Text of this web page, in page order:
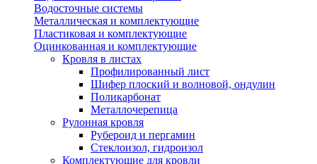
Водосточные системы
Металлическая и комплектующие
Пластиковая и комплектующие
Оцинкованная и комплектующие
Кровля в листах
Профилированный лист
Шифер плоский и волновой, ондулин
Поликарбонат
Металлочерепица
Рулонная кровля
Рубероид и пергамин
Стеклоизол, гидроизол
Комплектующие для кровли